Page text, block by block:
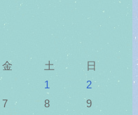
金 土
日
1
2
7 8
9